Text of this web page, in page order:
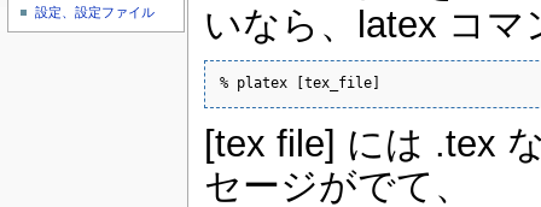
設定、設定ファイル
いなら、latex コ
% platex [tex_file]
[tex file] には .tex
セージがでて、